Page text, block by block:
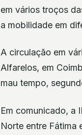
em vários troços
a mobilidade em
A circulação em
Alfarelos, em
mau tempo,
Em comunicado, a
Norte entre Fátima